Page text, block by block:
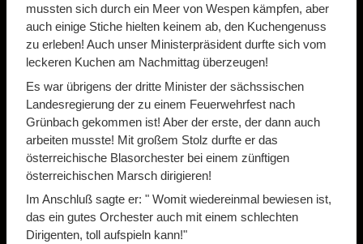
mussten sich durch ein Meer von Wespen kämpfen, aber
auch einige Stiche hielten keinem ab, den Kuchengenuss
zu erleben! Auch unser Ministerpräsident durfte sich vom
leckeren Kuchen am Nachmittag überzeugen!
Es war übrigens der dritte Minister der sächssischen
Landesregierung der zu einem Feuerwehrfest nach
Grünbach gekommen ist! Aber der erste, der dann auch
arbeiten musste! Mit großem Stolz durfte er das
österreichische Blasorchester bei einem zünftigen
österreichischen Marsch dirigieren!
Im Anschluß sagte er: " Womit wiedereinmal bewiesen ist,
das ein gutes Orchester auch mit einem schlechten
Dirigenten, toll aufspieln kann!"